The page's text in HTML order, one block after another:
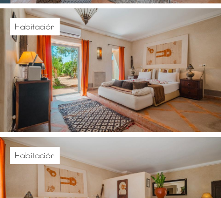
Habitación
Habitación